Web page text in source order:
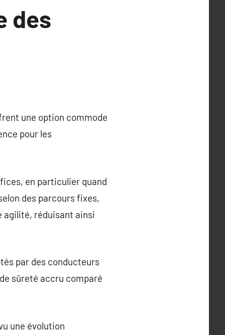
des
une option commode
pour les
en particulier quand
des parcours fixes,
agilité, réduisant ainsi
par des conducteurs
sûreté accru comparé
une évolution